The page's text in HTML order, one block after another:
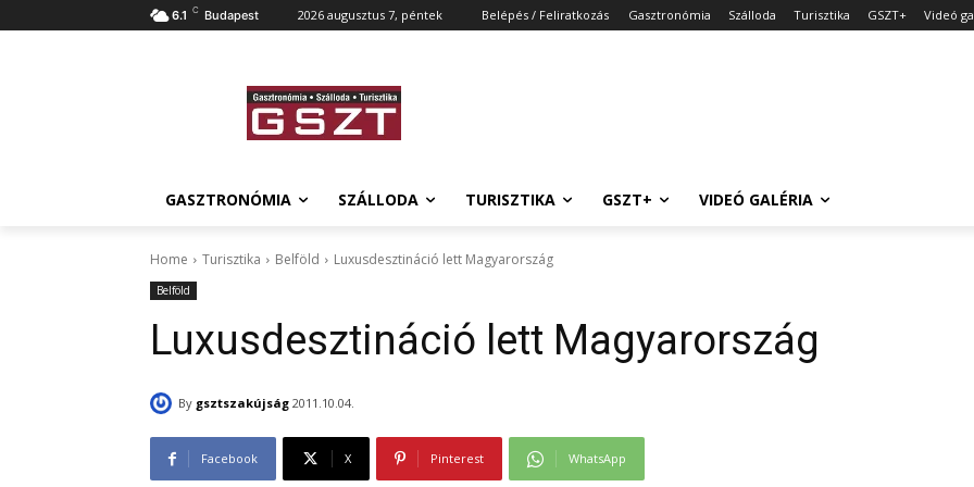
6.1 C Budapest 2026 augusztus 7, péntek Belépés / Feliratkozás Gasztronómia Szálloda Turisztika GSZT+ Videó
GASZTRONÓMIA SZÁLLODA TURISZTIKA GSZT+ VIDEÓ GALÉRIA
Home Turisztika Belföld Luxusdesztináció lett Magyarország
Belföld
Luxusdesztináció lett Magyarország
By gsztszakújság 2011.10.04.
Facebook X Pinterest WhatsApp